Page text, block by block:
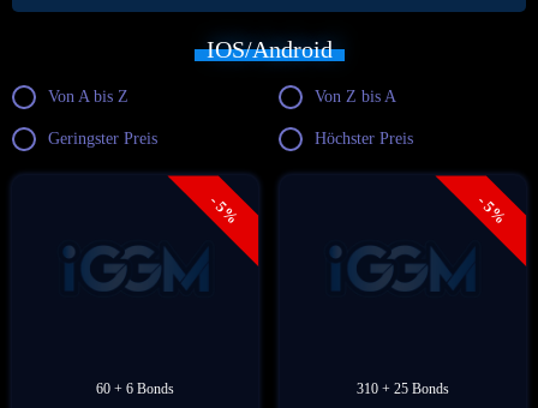
IOS/Android
Von A bis Z Von Z bis A
Geringster Preis Höchster Preis
- 5%
60 + 6 Bonds
- 5%
310 + 25 Bonds